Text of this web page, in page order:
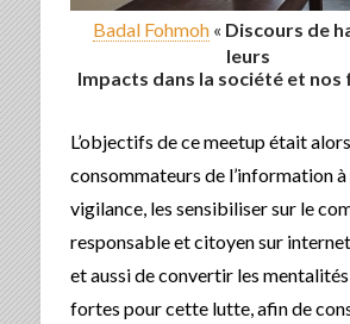
Badal Fohmoh « Discours de
leurs
Impacts dans la société et nos
L’objectifs de ce meetup était
consommateurs de l’information à
vigilance, les sensibiliser sur le
responsable et citoyen sur
et aussi de convertir les mentalités
fortes pour cette lutte, afin de